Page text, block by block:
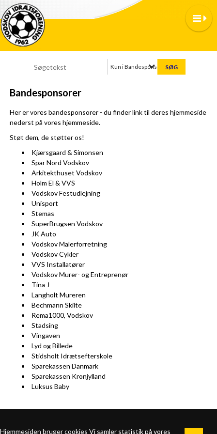
Kun i Bandesponsorer
Bandesponsorer
Her er vores bandesponsorer - du finder link til deres hjemmeside
nederst på vores hjemmeside.
Støt dem, de støtter os!
Kjærsgaard & Simonsen
Spar Nord Vodskov
Arkitekthuset Vodskov
Holm El & VVS
Vodskov Festudlejning
Unisport
Stemas
SuperBrugsen Vodskov
JK Auto
Vodskov Malerforretning
Vodskov Cykler
VVS Installatører
Vodskov Murer- og Entreprenør
Tina J
Langholt Mureren
Bechmann Skilte
Rema1000, Vodskov
Stadsing
Vingaven
Lyd og Billede
Stidsholt Idrætsefterskole
Sparekassen Danmark
Sparekassen Kronjylland
Luksus Baby
Hjemmesiden bruger cookies Vi samler statistik på vores